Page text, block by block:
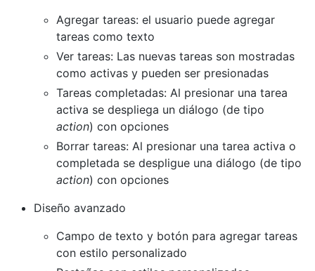
Agregar tareas: el usuario puede agregar
tareas como texto
Ver tareas: Las nuevas tareas son mostradas
como activas y pueden ser presionadas
Tareas completadas: Al presionar una tarea
activa se despliega un diálogo (de tipo
action) con opciones
Borrar tareas: Al presionar una tarea activa o
completada se despligue una diálogo (de tipo
action) con opciones
Diseño avanzado
Campo de texto y botón para agregar tareas
con estilo personalizado